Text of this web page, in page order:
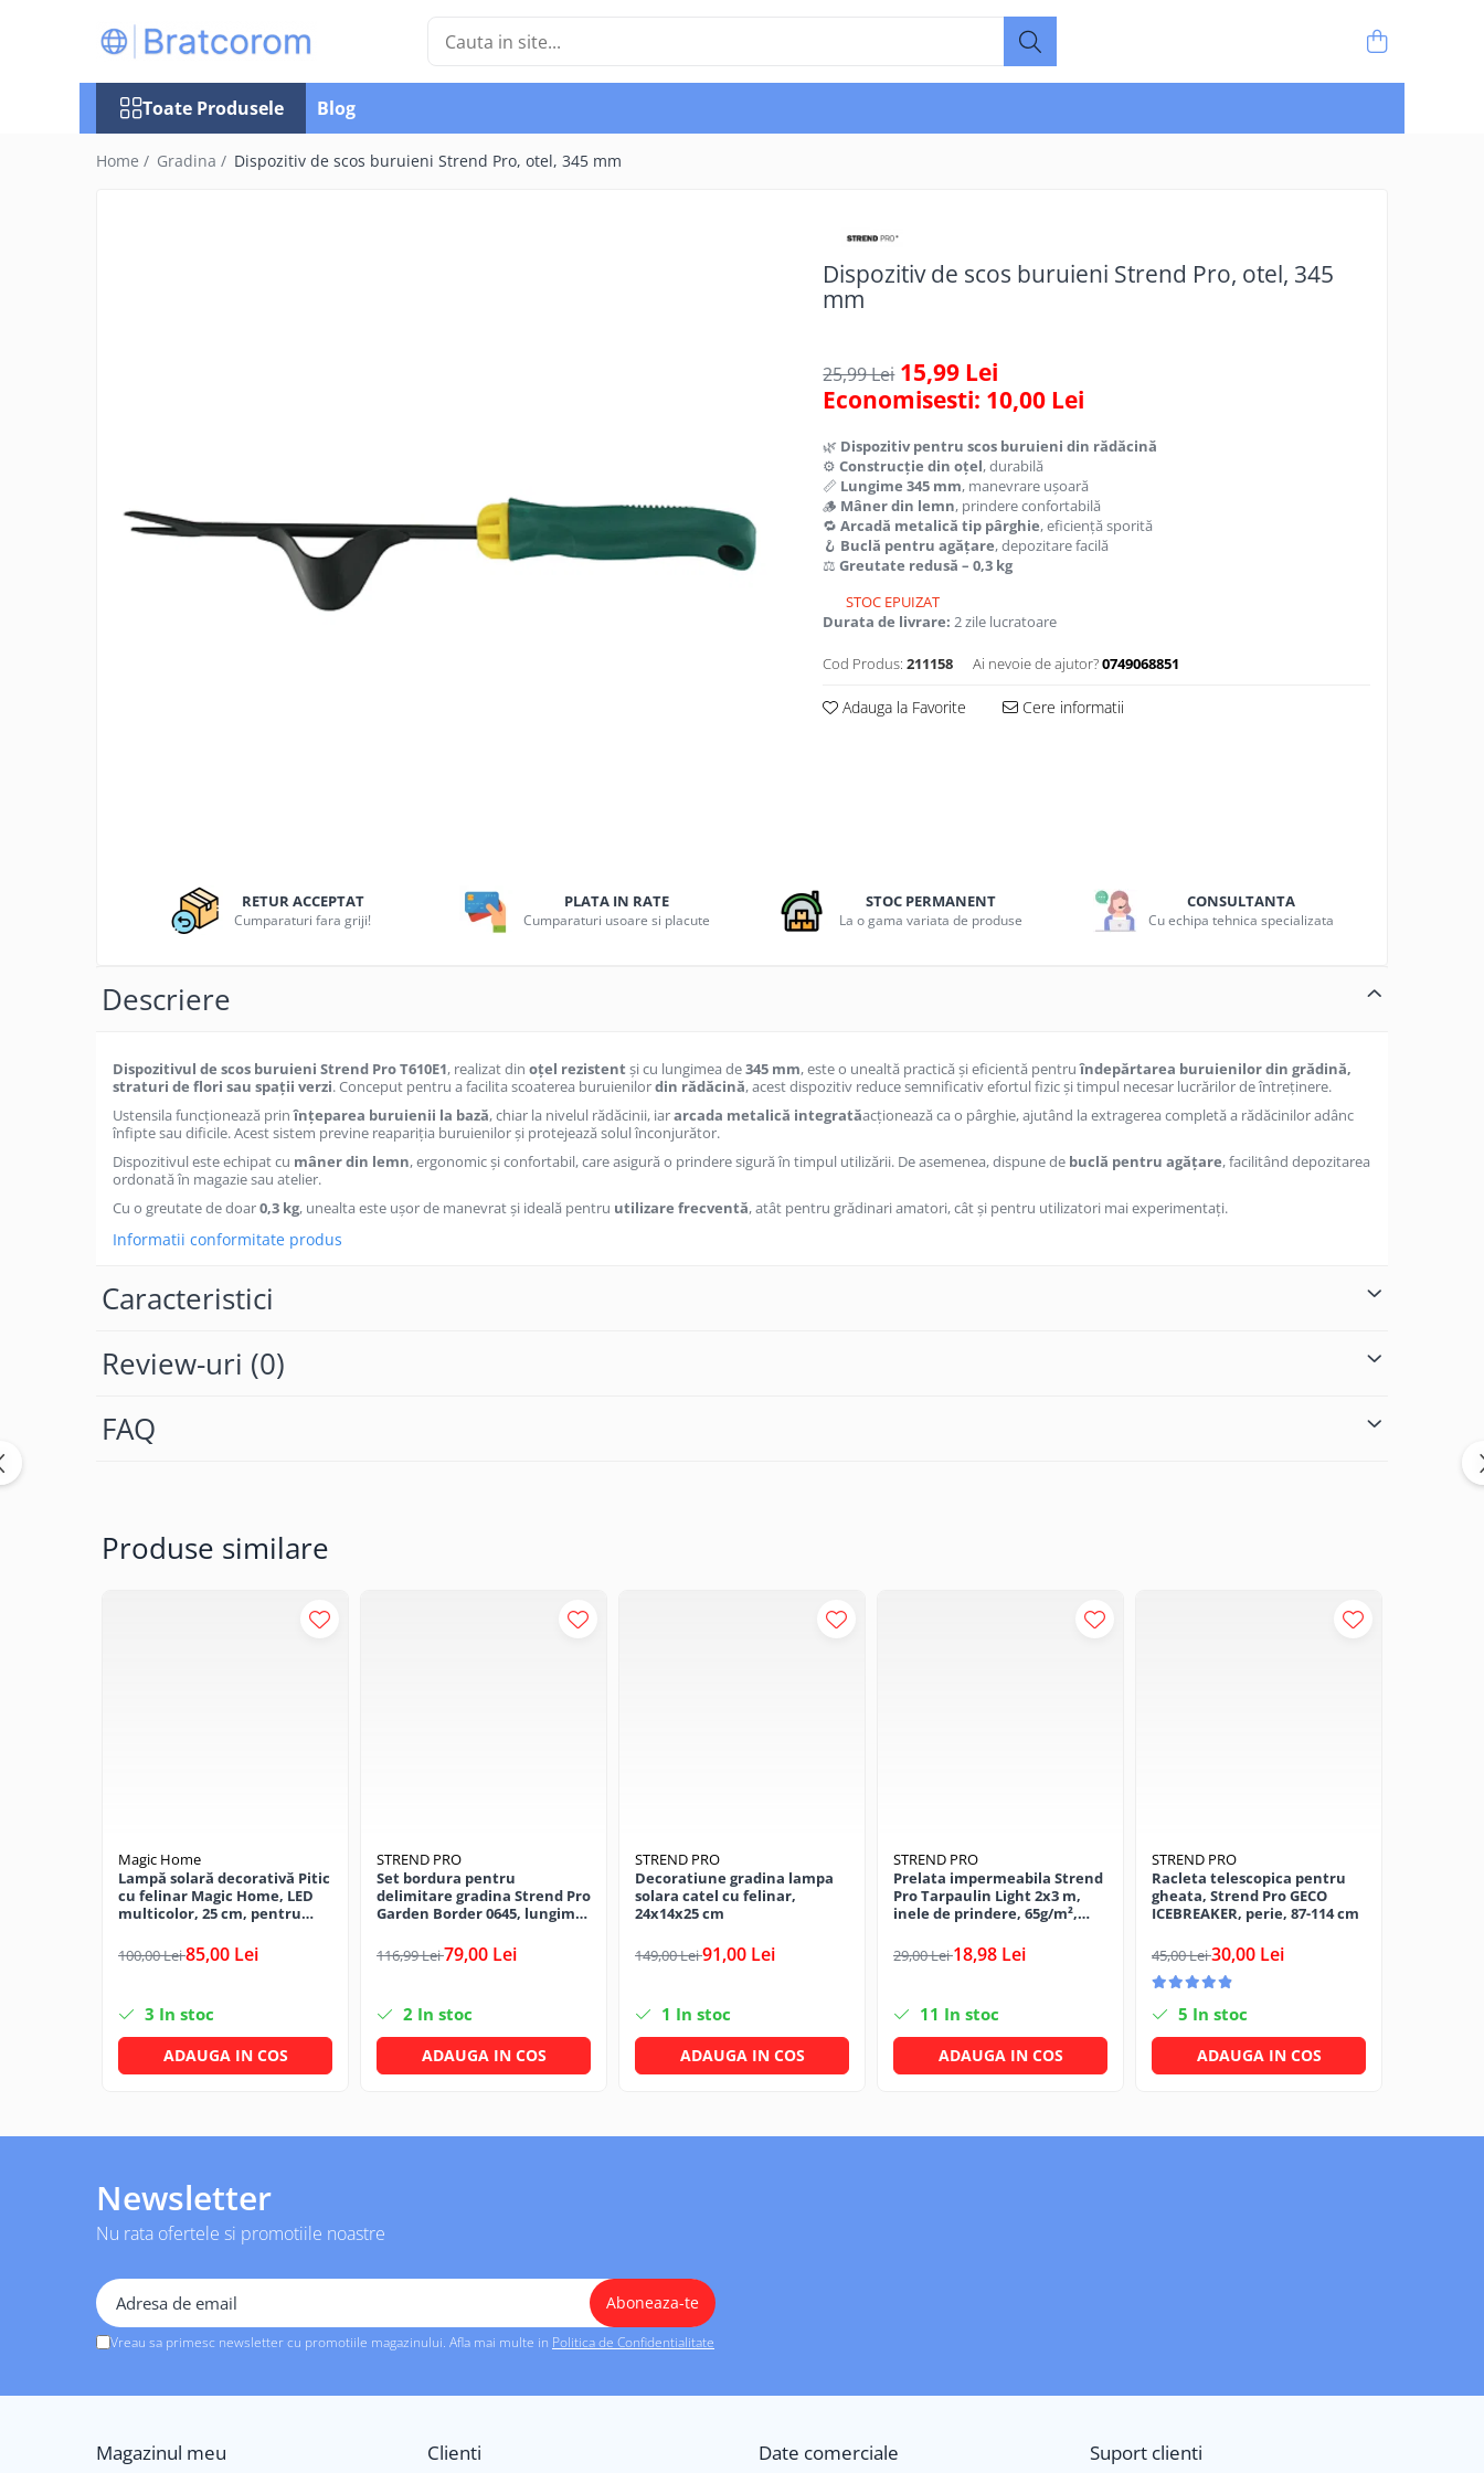
Articole animale
Articole Sportive
Accesorii vopsire si tencuire
Sarma constructii
Scule, unelte si masini
Sfoara si franghii
Suruburi, dibluri si accesorii
Corpuri de iluminat
Lustre si pendule
Accesorii corpuri de iluminat
Proiectoare
Veioze si lampi
Accesorii decorative
Prosoape de hartie si servetele
Solutii universale
Accesorii pentru gradina
Furtunuri gradinarit
Ghivece si suporturi
Hamace si leagane
Lampi solare
Mobilier gradina
Toate Produsele Blog
Home / Gradina / Dispozitiv de scos buruieni Strend Pro, otel, 345 mm
Dispozitiv de scos buruieni Strend Pro, otel, 345
mm
25,99 Lei 15,99 Lei
Economisesti: 10,00 Lei
🌿 Dispozitiv pentru scos buruieni din rădăcină
⚙️Construcție din oțel, durabilă
📏 Lungime 345 mm, manevrare ușoară
🪵 Mâner din lemn, prindere confortabilă
🔁Arcadă metalică tip pârghie, eficiență sporită
🪝 Buclă pentru agățare, depozitare facilă
⚖️Greutate redusă – 0,3 kg
STOC EPUIZAT
Durata de livrare: 2 zile lucratoare
Cod Produs: 211158 Ai nevoie de ajutor?0749068851
Adauga la Favorite Cere informatii
RETUR ACCEPTAT
Cumparaturi fara griji!
PLATA IN RATE
Cumparaturi usoare si placute
STOC PERMANENT
La o gama variata de produse
CONSULTANTA
Cu echipa tehnica specializata
Descriere
Dispozitivul de scos buruieni Strend Pro T610E1, realizat din oțel rezistent și cu lungimea de345 mm, este o unealtă practică și eficientă pentruîndepărtarea buruienilor din grădină,
straturi de flori sau spații verzi. Conceput pentru a facilita scoaterea buruienilordin rădăcină, acest dispozitiv reduce semnificativ efortul fizic și timpul necesar lucrărilor de întreținere.
Ustensila funcționează prinînțeparea buruienii la bază, chiar la nivelul rădăcinii, iararcada metalică integratăacționează ca o pârghie, ajutând la extragerea completă a rădăcinilor adânc
înfipte sau dificile. Acest sistem previne reapariția buruienilor și protejează solul înconjurător.
Dispozitivul este echipat cu mâner din lemn, ergonomic și confortabil, care asigură o prindere sigură în timpul utilizării. De asemenea, dispune de buclă pentru agățare, facilitând depozitarea
ordonată în magazie sau atelier.
Cu o greutate de doar0,3 kg, unealta este ușor de manevrat și ideală pentru utilizare frecventă, atât pentru grădinari amatori, cât și pentru utilizatori mai experimentați.
Informatii conformitate produs
Caracteristici
Review-uri (0)
FAQ
Produse similare
Magic Home
Lampă solară decorativă Pitic
cu felinar Magic Home, LED
multicolor, 25 cm, pentru
100,00 Lei85,00 Lei
3 In stoc
ADAUGA IN COS
STREND PRO
Set bordura pentru
delimitare gradina Strend Pro
Garden Border 0645, lungime
116,99 Lei79,00 Lei
2 In stoc
ADAUGA IN COS
STREND PRO
Decoratiune gradina lampa
solara catel cu felinar,
24x14x25 cm
149,00 Lei91,00 Lei
1 In stoc
ADAUGA IN COS
STREND PRO
Prelata impermeabila Strend
Pro Tarpaulin Light 2x3 m,
inele de prindere, 65g/m²,
29,00 Lei18,98 Lei
11 In stoc
ADAUGA IN COS
STREND PRO
Racleta telescopica pentru
gheata, Strend Pro GECO
ICEBREAKER, perie, 87-114 cm
45,00 Lei30,00 Lei
5 In stoc
ADAUGA IN COS
Newsletter
Nu rata ofertele si promotiile noastre
Vreau sa primesc newsletter cu promotiile magazinului. Afla mai multe in Politica de Confidentialitate
Magazinul meu Clienti Date comerciale Suport clienti